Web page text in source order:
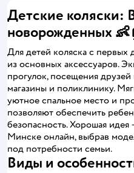
Детские коляски:
новорожденных
Для детей коляска с первых
из основных аксессуаров.
прогулок, посещения
магазины и поликлинику.
уютное спальное место и
позволяют обеспечить
безопасность. Хорошая идея
Минске онлайн, выбрав
под потребности семьи.
Виды и